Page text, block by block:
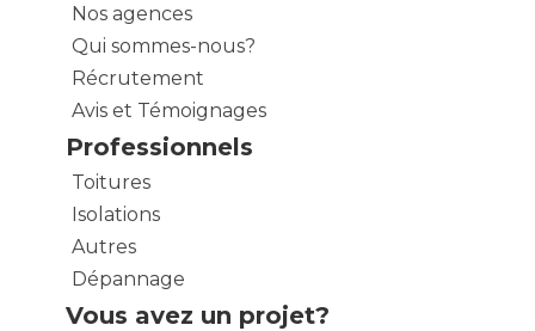
Nos agences
Qui sommes-nous?
Récrutement
Avis et Témoignages
Professionnels
Toitures
Isolations
Autres
Dépannage
Vous avez un projet?